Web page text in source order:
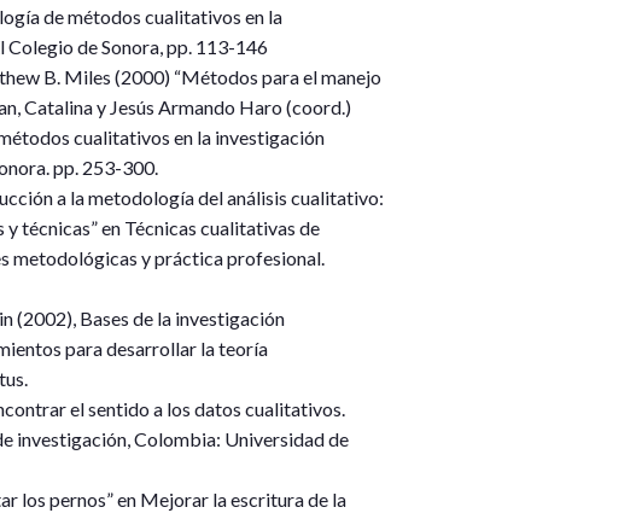
de métodos cualitativos en la
de Sonora, pp. 113-146
B. Miles (2000) “Métodos para el manejo
Catalina y Jesús Armando Haro (coord.)
cualitativos en la investigación
pp. 253-300.
a la metodología del análisis cualitativo:
técnicas” en Técnicas cualitativas de
metodológicas y práctica profesional.
(2002), Bases de la investigación
para desarrollar la teoría
el sentido a los datos cualitativos.
investigación, Colombia: Universidad de
los pernos” en Mejorar la escritura de la